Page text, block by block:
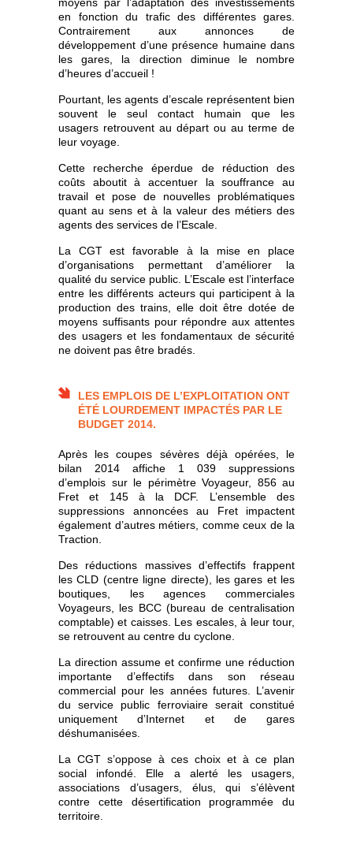
en fonction du trafic des différentes gares.
Contrairement aux annonces de
développement d’une présence humaine dans
les gares, la direction diminue le nombre
d’heures d’accueil !
Pourtant, les agents d’escale représentent bien
souvent le seul contact humain que les
usagers retrouvent au départ ou au terme de
leur voyage.
Cette recherche éperdue de réduction des
coûts aboutit à accentuer la souffrance au
travail et pose de nouvelles problématiques
quant au sens et à la valeur des métiers des
agents des services de l’Escale.
La CGT est favorable à la mise en place
d’organisations permettant d’améliorer la
qualité du service public. L’Escale est l’interface
entre les différents acteurs qui participent à la
production des trains, elle doit être dotée de
moyens suffisants pour répondre aux attentes
des usagers et les fondamentaux de sécurité
ne doivent pas être bradés.
LES EMPLOIS DE L’EXPLOITATION ONT
ÉTÉ LOURDEMENT IMPACTÉS PAR LE
BUDGET 2014.
Après les coupes sévères déjà opérées, le
bilan 2014 affiche 1 039 suppressions
d’emplois sur le périmètre Voyageur, 856 au
Fret et 145 à la DCF. L’ensemble des
suppressions annoncées au Fret impactent
également d’autres métiers, comme ceux de la
Traction.
Des réductions massives d’effectifs frappent
les CLD (centre ligne directe), les gares et les
boutiques, les agences commerciales
Voyageurs, les BCC (bureau de centralisation
comptable) et caisses. Les escales, à leur tour,
se retrouvent au centre du cyclone.
La direction assume et confirme une réduction
importante d’effectifs dans son réseau
commercial pour les années futures. L’avenir
du service public ferroviaire serait constitué
uniquement d’Internet et de gares
déshumanisées.
La CGT s’oppose à ces choix et à ce plan
social infondé. Elle a alerté les usagers,
associations d’usagers, élus, qui s’élèvent
contre cette désertification programmée du
territoire.